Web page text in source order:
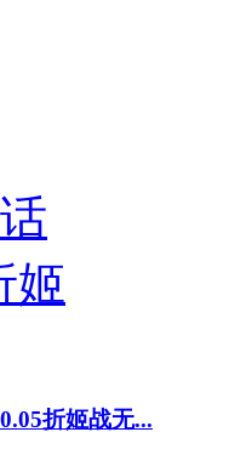
折姬战无...